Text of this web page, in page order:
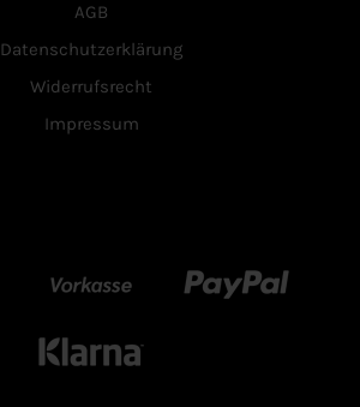
AGB
Datenschutzerklärung
Widerrufsrecht
Impressum
Vorkasse Paypal
Klarn